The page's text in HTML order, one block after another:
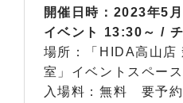
開催日時：2023年5
イベント 13:30～ /
場所：「 HIDA高山店
室」イベントスペース
入場料：無料 要予約